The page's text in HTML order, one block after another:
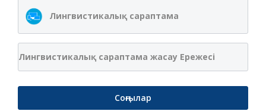
Лингвистикалық сараптама
Лингвистикалық сараптама жасау Ережесі
Соңғылар